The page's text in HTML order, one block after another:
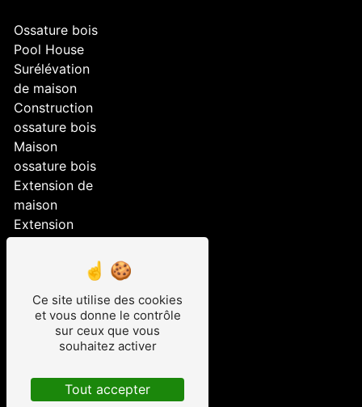
Ossature bois
Pool House
Surélévation
de maison
Construction
ossature bois
Maison
ossature bois
Extension de
maison
Extension
Construction
maison
ossature bois
Surélévation
Studio de
jardin
Ce site utilise des cookies
et vous donne le contrôle
sur ceux que vous
souhaitez activer
Tout accepter